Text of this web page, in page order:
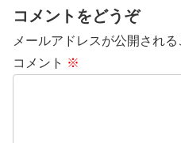
コメントをどうぞ
メールアドレスが公開される
コメント ※